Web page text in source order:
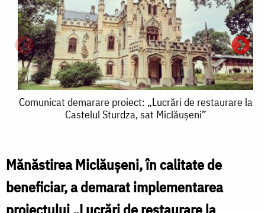
Comunicat
demarare
„Lucrări
de
restaurare
Comunicat demarare proiect: „Lucrări de restaurare la
Castelul Sturdza, sat Miclăușeni”
Mănăstirea Miclăușeni, în calitate de
beneficiar, a demarat implementarea